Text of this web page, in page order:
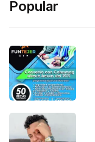
Popular